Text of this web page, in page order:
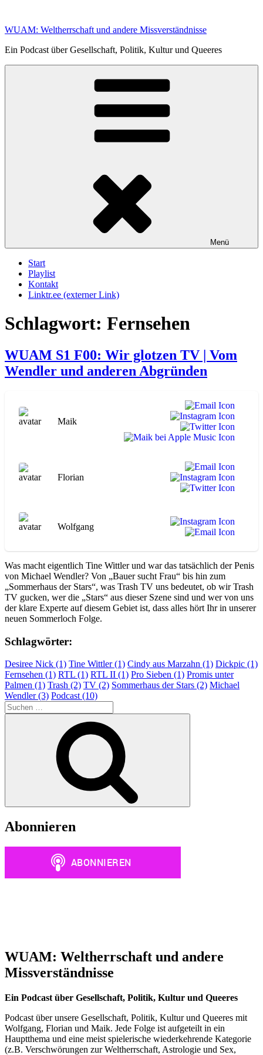
springen
WUAM: Weltherrschaft und andere Missverständnisse
Ein Podcast über Gesellschaft, Politik, Kultur und Queeres
Menü
Start
Playlist
Kontakt
Linktr.ee (externer Link)
Schlagwort: Fernsehen
WUAM S1 F00: Wir glotzen TV | Vom
Wendler und anderen Abgründen
Maik
Florian
Wolfgang
Was macht eigentlich Tine Wittler und war das tatsächlich der Penis
von Michael Wendler? Von „Bauer sucht Frau“ bis hin zum
„Sommerhaus der Stars“, was Trash TV uns bedeutet, ob wir Trash
TV gucken, wer die „Stars“ aus dieser Szene sind und wer von uns
der klare Experte auf diesem Gebiet ist, dass alles hört Ihr in unserer
neuen Sommerloch Folge.
Schlagwörter:
Desiree Nick (1) Tine Wittler (1) Cindy aus Marzahn (1) Dickpic (1)
Fernsehen (1) RTL (1) RTL II (1) Pro Sieben (1) Promis unter
Palmen (1) Trash (2) TV (2) Sommerhaus der Stars (2) Michael
Wendler (3) Podcast (10)
Suchen
nach:
Abonnieren
WUAM: Weltherrschaft und andere
Missverständnisse
Ein Podcast über Gesellschaft, Politik, Kultur und Queeres
Podcast über unsere Gesellschaft, Politik, Kultur und Queeres mit
Wolfgang, Florian und Maik. Jede Folge ist aufgeteilt in ein
Hauptthema und eine meist spielerische wiederkehrende Kategorie
(z.B. Verschwörungen zur Weltherrschaft, Astrologie und Sex,